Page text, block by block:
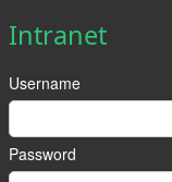
Intranet